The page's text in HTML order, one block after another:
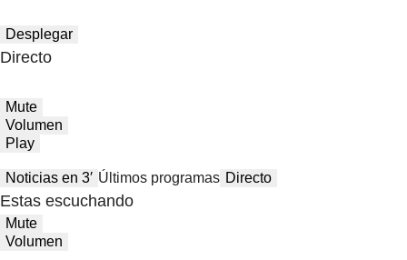
Desplegar
Directo
Mute
Volumen
Play
Noticias en 3′ Últimos programas Directo
Estas escuchando
Mute
Volumen